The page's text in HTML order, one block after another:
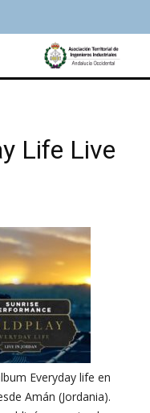
Life Live
Everyday life en
Amán (Jordania).